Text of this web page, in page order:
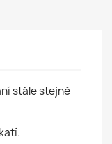
stále stejně